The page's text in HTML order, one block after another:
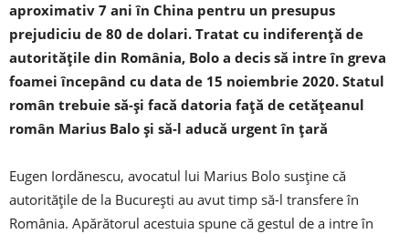
aproximativ 7 ani în China pentru un presupus
prejudiciu de 80 de dolari. Tratat cu indiferență de
autoritățile din România, Bolo a decis să intre în greva
foamei începând cu data de 15 noiembrie 2020. Statul
român trebuie să-și facă datoria față de cetățeanul
român Marius Balo și să-l aducă urgent în țară
Eugen Iordănescu, avocatul lui Marius Bolo susține că
autoritățile de la București au avut timp să-l transfere în
România. Apărătorul acestuia spune că gestul de a intre în